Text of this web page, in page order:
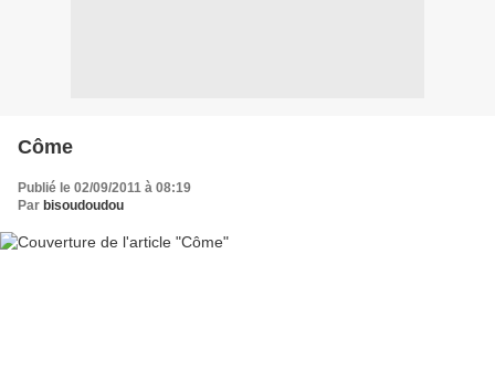
Côme
Publié le 02/09/2011 à 08:19
Par bisoudoudou